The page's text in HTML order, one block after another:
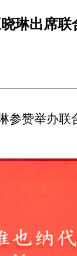
琳出席
赞举办联